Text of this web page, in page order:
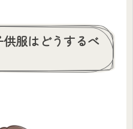
服はどうするべ